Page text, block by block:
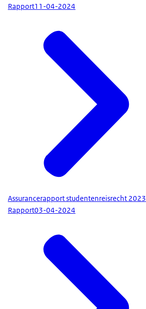
Rapport11-04-2024
Assurancerapport studentenreisrecht 2023
Rapport03-04-2024